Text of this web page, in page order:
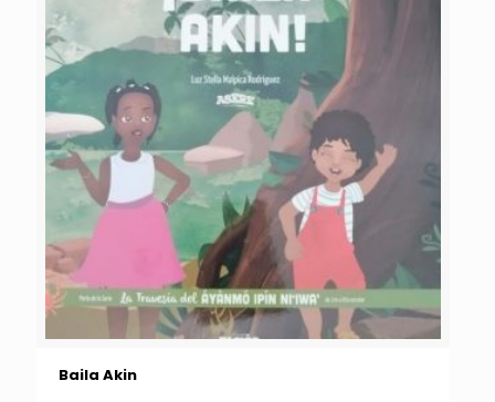
Baila Akin